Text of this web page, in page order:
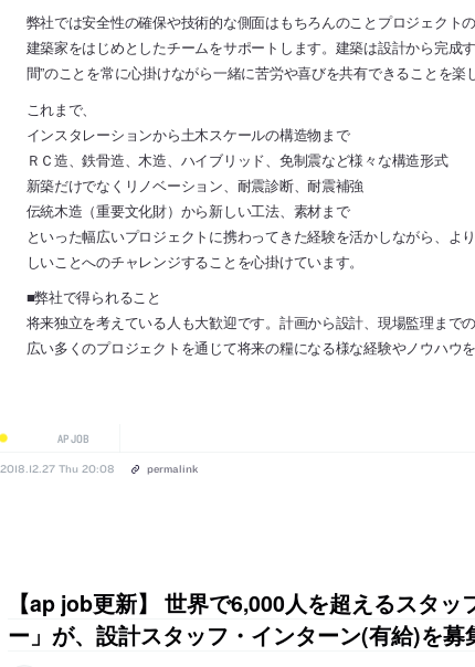
弊社では安全性の確保や技術的な側面はもちろんのことプロジェクト
建築家をはじめとしたチームをサポートします。建築は設計から完成
間”のことを常に心掛けながら一緒に苦労や喜びを共有できることを楽
これまで、
インスタレーションから土木スケールの構造物まで
ＲＣ造、鉄骨造、木造、ハイブリッド、免制震など様々な構造形式
新築だけでなくリノベーション、耐震診断、耐震補強
伝統木造（重要文化財）から新しい工法、素材まで
といった幅広いプロジェクトに携わってきた経験を活かしながら、よ
しいことへのチャレンジすることを心掛けています。
■弊社で得られること
将来独立を考えている人も大歓迎です。計画から設計、現場監理まで
広い多くのプロジェクトを通じて将来の糧になる様な経験やノウハウ
AP JOB
2018.12.27 Thu 20:08 permalink
【ap job更新】 世界で6,000人を超えるスタッ
ー」が、設計スタッフ・インターン(有給)を募